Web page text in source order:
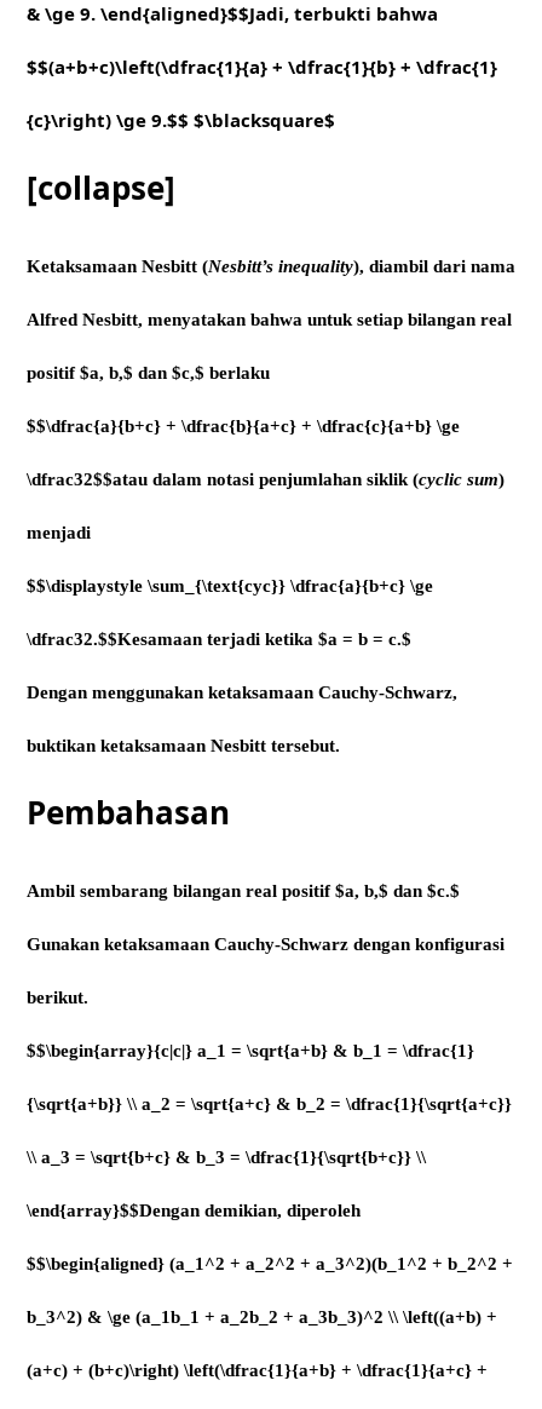
& \ge 9. \end{aligned}$$Jadi, terbukti bahwa
$$(a+b+c)\left(\dfrac{1}{a} + \dfrac{1}{b} + \dfrac{1}
{c}\right) \ge 9.$$ $\blacksquare$
[collapse]
Ketaksamaan Nesbitt(Nesbitt’s inequality), diambil dari nama
Alfred Nesbitt, menyatakan bahwa untuk setiap bilangan real
positif $a, b,$ dan $c,$ berlaku
$$\dfrac{a}{b+c} + \dfrac{b}{a+c} + \dfrac{c}{a+b} \ge
\dfrac32$$atau dalam notasi penjumlahan siklik (cyclic sum)
menjadi
$$\displaystyle \sum_{\text{cyc}} \dfrac{a}{b+c} \ge
\dfrac32.$$Kesamaan terjadi ketika $a = b = c.$
Dengan menggunakan ketaksamaan Cauchy-Schwarz,
buktikan ketaksamaan Nesbitt tersebut.
Pembahasan
Ambil sembarang bilangan real positif $a, b,$ dan $c.$
Gunakan ketaksamaan Cauchy-Schwarz dengan konfigurasi
berikut.
$$\begin{array}{c|c|} a_1 = \sqrt{a+b} & b_1 = \dfrac{1}
{\sqrt{a+b}} \\ a_2 = \sqrt{a+c} & b_2 = \dfrac{1}{\sqrt{a+c}}
\\ a_3 = \sqrt{b+c} & b_3 = \dfrac{1}{\sqrt{b+c}} \\
\end{array}$$Dengan demikian, diperoleh
$$\begin{aligned} (a_1^2 + a_2^2 + a_3^2)(b_1^2 + b_2^2 +
b_3^2) & \ge (a_1b_1 + a_2b_2 + a_3b_3)^2 \\ \left((a+b) +
(a+c) + (b+c)\right) \left(\dfrac{1}{a+b} + \dfrac{1}{a+c} +